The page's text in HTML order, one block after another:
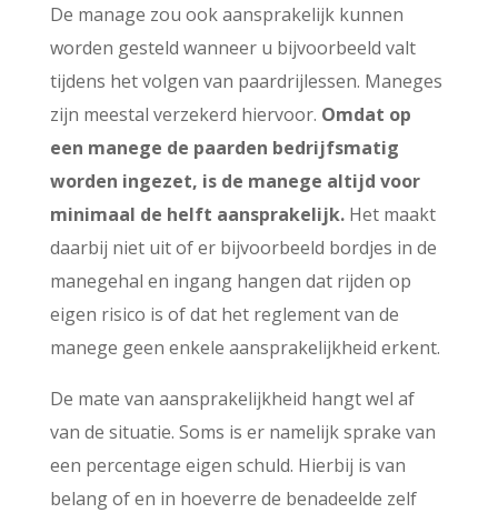
De manage zou ook aansprakelijk kunnen
worden gesteld wanneer u bijvoorbeeld valt
tijdens het volgen van paardrijlessen. Maneges
zijn meestal verzekerd hiervoor. Omdat op
een manege de paarden bedrijfsmatig
worden ingezet, is de manege altijd voor
minimaal de helft aansprakelijk.Het maakt
daarbij niet uit of er bijvoorbeeld bordjes in de
manegehal en ingang hangen dat rijden op
eigen risico is of dat het reglement van de
manege geen enkele aansprakelijkheid erkent.
De mate van aansprakelijkheid hangt wel af
van de situatie. Soms is er namelijk sprake van
een percentage eigen schuld. Hierbij is van
belang of en in hoeverre de benadeelde zelf